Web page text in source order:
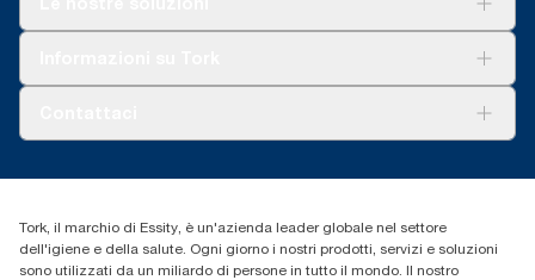
+39 0331 443896
Tork, il marchio di Essity, è un'azienda leader globale nel settore
dell'igiene e della salute. Ogni giorno i nostri prodotti, servizi e soluzioni
sono utilizzati da un miliardo di persone in tutto il mondo. Il nostro